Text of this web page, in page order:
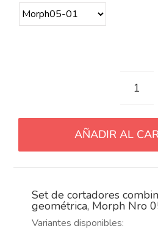
Set
con
Nro
AÑADIR AL
Set de cortadores
geométrica, Morph Nro
Variantes disponibles: